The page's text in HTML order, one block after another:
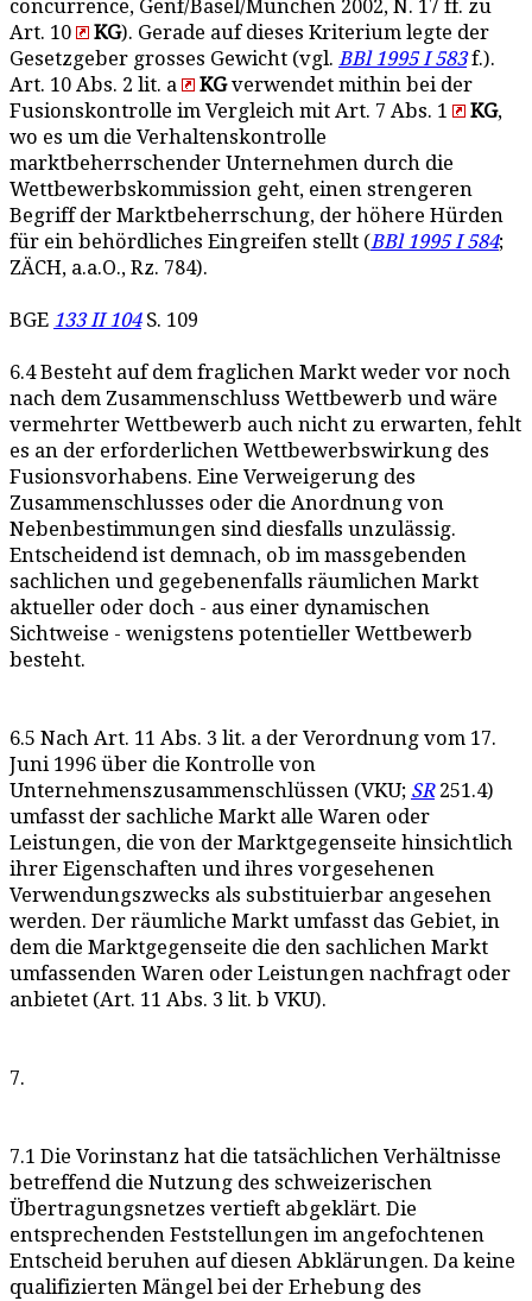
concurrence, Genf/Basel/München 2002, N. 17 ff. zu
Art. 10
KG). Gerade auf dieses Kriterium legte der
Gesetzgeber grosses Gewicht (vgl. BBl 1995 I 583f.).
Art. 10 Abs. 2 lit. a
KGverwendet mithin bei der
Fusionskontrolle im Vergleich mit Art. 7 Abs. 1
KG,
wo es um die Verhaltenskontrolle
marktbeherrschender Unternehmen durch die
Wettbewerbskommission geht, einen strengeren
Begriff der Marktbeherrschung, der höhere Hürden
für ein behördliches Eingreifen stellt (BBl 1995 I 584;
ZÄCH, a.a.O., Rz. 784).
BGE 133 II 104S. 109
6.4 Besteht auf dem fraglichen Markt weder vor noch
nach dem Zusammenschluss Wettbewerb und wäre
vermehrter Wettbewerb auch nicht zu erwarten, fehlt
es an der erforderlichen Wettbewerbswirkung des
Fusionsvorhabens. Eine Verweigerung des
Zusammenschlusses oder die Anordnung von
Nebenbestimmungen sind diesfalls unzulässig.
Entscheidend ist demnach, ob im massgebenden
sachlichen und gegebenenfalls räumlichen Markt
aktueller oder doch - aus einer dynamischen
Sichtweise - wenigstens potentieller Wettbewerb
besteht.
6.5 Nach Art. 11 Abs. 3 lit. a der Verordnung vom 17.
Juni 1996 über die Kontrolle von
Unternehmenszusammenschlüssen (VKU; SR251.4)
umfasst der sachliche Markt alle Waren oder
Leistungen, die von der Marktgegenseite hinsichtlich
ihrer Eigenschaften und ihres vorgesehenen
Verwendungszwecks als substituierbar angesehen
werden. Der räumliche Markt umfasst das Gebiet, in
dem die Marktgegenseite die den sachlichen Markt
umfassenden Waren oder Leistungen nachfragt oder
anbietet (Art. 11 Abs. 3 lit. b VKU).
7.
7.1 Die Vorinstanz hat die tatsächlichen Verhältnisse
betreffend die Nutzung des schweizerischen
Übertragungsnetzes vertieft abgeklärt. Die
entsprechenden Feststellungen im angefochtenen
Entscheid beruhen auf diesen Abklärungen. Da keine
qualifizierten Mängel bei der Erhebung des